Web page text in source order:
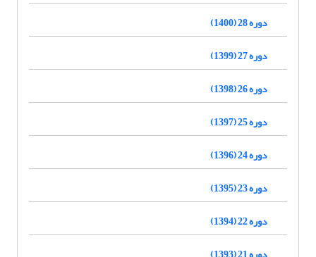
دوره 28 (1400)
دوره 27 (1399)
دوره 26 (1398)
دوره 25 (1397)
دوره 24 (1396)
دوره 23 (1395)
دوره 22 (1394)